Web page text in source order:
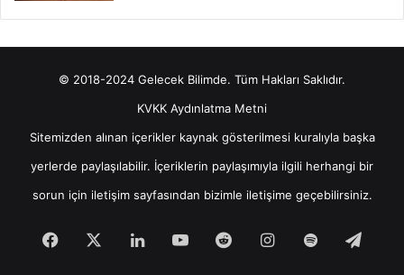
© 2018-2024 Gelecek Bilimde. Tüm Hakları Saklıdır.
KVKK Aydınlatma Metni
Sitemizden alınan içerikler kaynak gösterilmesi kuralıyla başka
yerlerde paylaşılabilir. İçeriklerin paylaşımıyla ilgili herhangi bir
sorun için iletişimsayfasından bizimle iletişime geçebilirsiniz.
Facebook LinkedInYouTubeRedditInstagram
Spotify